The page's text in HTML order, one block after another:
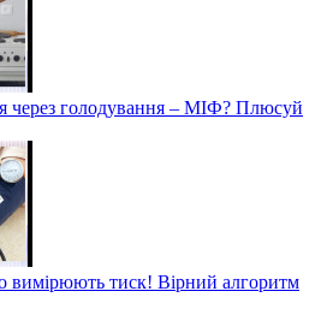
через голодування – МІФ? Плюсуй
вимірюють тиск! Вірний алгоритм